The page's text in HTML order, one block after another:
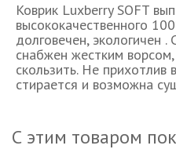
Коврик Luxberry SOFT
высококачественного
долговечен, экологичен
снабжен жестким
скользить. Не прихотлив
стирается и возможна
С этим товаром